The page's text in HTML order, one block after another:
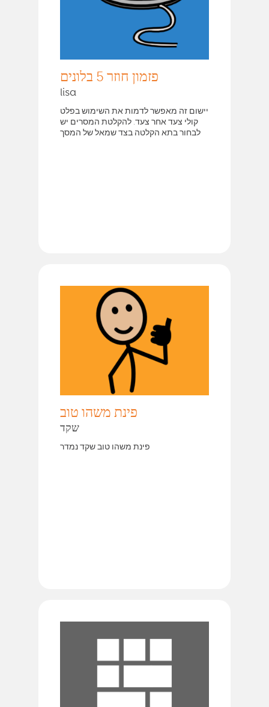
פזמון חוזר 5 בלונים
lisa
יישום זה מאפשר לדמות את השימוש בפלט
קולי צעד אחר צעד. להקלטת המסרים יש
לבחור בתא הקלטה בצד שמאל של המסך
פינת משהו טוב
שקד
פינת משהו טוב שקד נמדר